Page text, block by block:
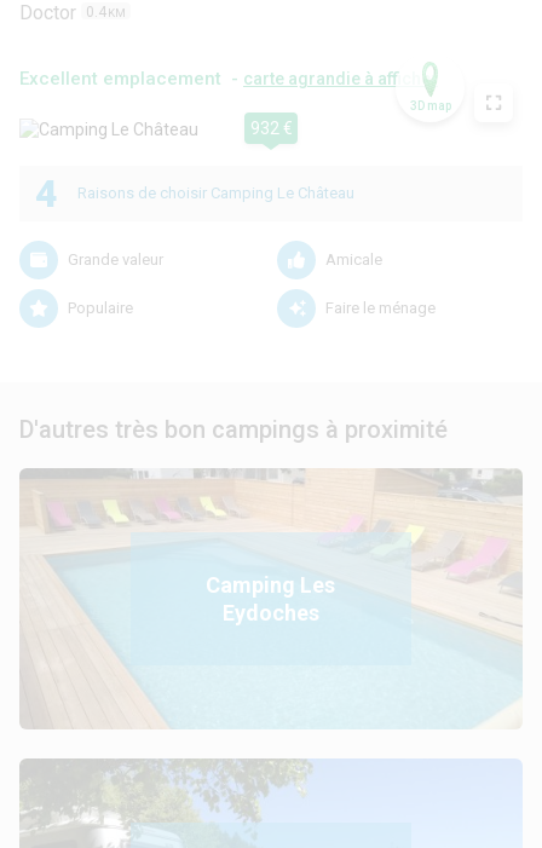
Doctor
0.4 KM
Excellent emplacement - carte agrandie à afficher
932 €
3D map
4 Raisons de choisir Camping Le Château
Grande valeur Amicale
Populaire Faire le ménage
D'autres très bon campings à proximité
Camping Les
Eydoches